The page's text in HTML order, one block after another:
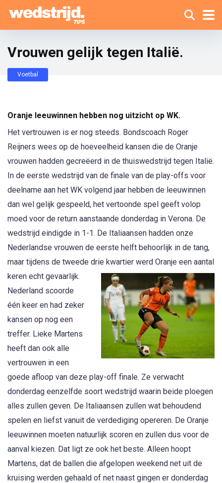
Vrouwen gelijk tegen Italië.
Voetbal
Oranje leeuwinnen hebben nog uitzicht op WK.
Het vertrouwen is er nog steeds. Bondscoach Roger
Reijners wees op de hoeveelheid kansen die de Oranje
vrouwen hadden gecreëerd in de thuiswedstrijd tegen Italië.
In de eerste wedstrijd van de finale van de play-offs voor
deelname aan het WK volgend jaar hebben de leeuwinnen
dan wel gelijk gespeeld, het vertoonde spel geeft volop
moed voor de return aanstaande donderdag in Verona. De
wedstrijd eindigde in 1-1. De Italiaansen hadden onze
Nederlandse vrouwen de eerste helft behoorlijk in de tang,
maar tijdens de tweede drie kwartier werd Oranje een aantal
keren echt gevaarlijk.
Nederland scoorde
één keer en had zeker
kansen op nog een
treffer. Lieke Martens
heeft dan ook alle
vertrouwen in een
goede afloop van deze play-off finale. Ze verwacht
donderdag eenzelfde soort wedstrijd waarin beide ploegen
alles zullen geven. De Italiaansen zullen wat behoudend
spelen en liefst vanuit de verdediging opereren. De Oranje
leeuwinnen moeten natuurlijk scoren en zullen dus voor de
aanval kiezen. Dat ligt ze ook het beste. Alleen hoopt
Martens, dat de ballen die afgelopen weekend net uit de
kruising werden gehaald of net naast gingen er donderdag